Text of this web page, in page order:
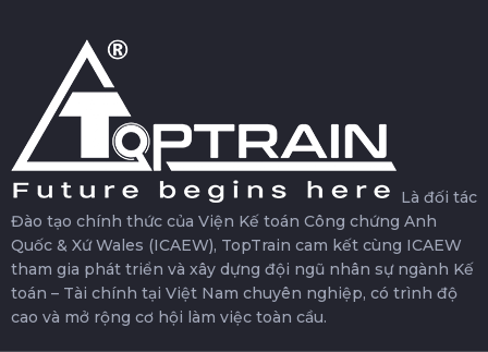
Là đối tác
Đào tạo chính thức của Viện Kế toán Công chứng Anh
Quốc & Xứ Wales (ICAEW), TopTrain cam kết cùng ICAEW
tham gia phát triển và xây dựng đội ngũ nhân sự ngành Kế
toán – Tài chính tại Việt Nam chuyên nghiệp, có trình độ
cao và mở rộng cơ hội làm việc toàn cầu.